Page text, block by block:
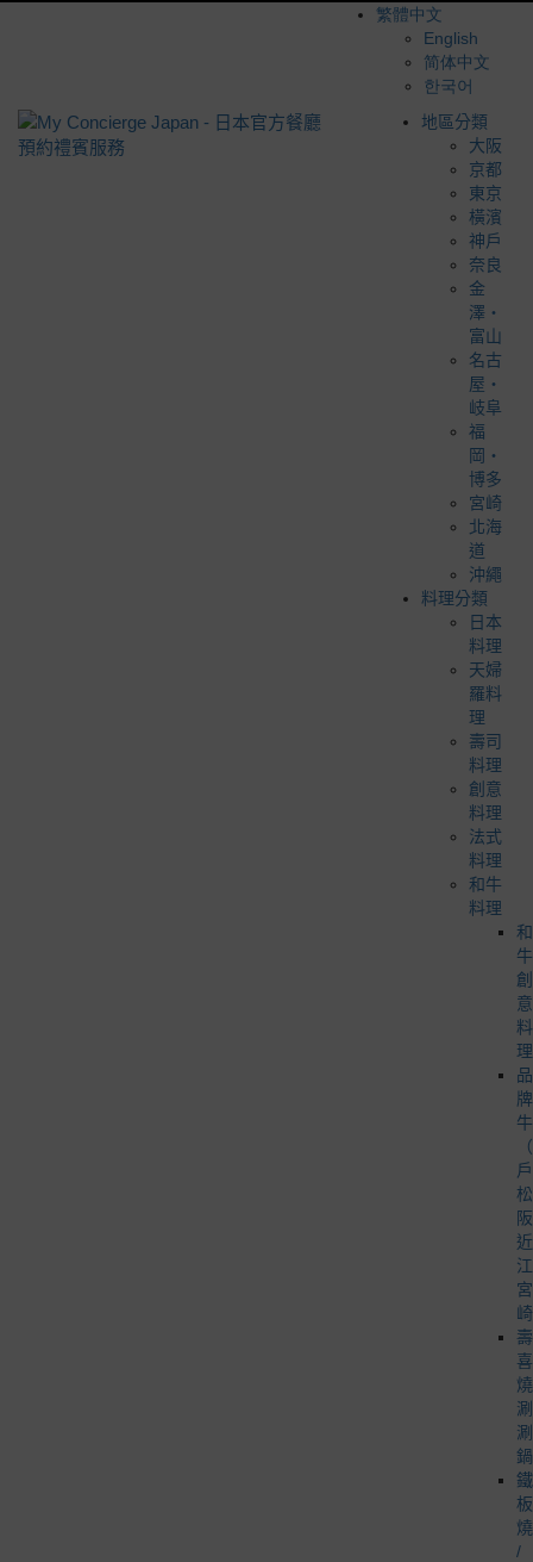
繁體中文
English
简体中文
한국어
地區分類
大阪
京都
東京
橫濱
神戶
奈良
金
澤・
富山
名古
屋・
岐阜
福
岡・
博多
宮崎
北海
道
沖繩
料理分類
日本
料理
天婦
羅料
理
壽司
料理
創意
料理
法式
料理
和牛
料理
和
牛
創
意
料
理
品
牌
牛
松
近
宮
壽
喜
燒
涮
涮
鍋
鐵
板
燒
/